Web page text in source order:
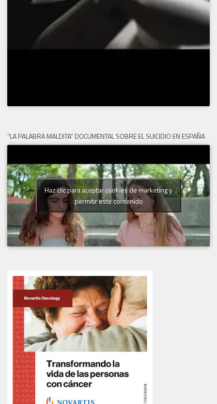
“LA PALABRA MALDITA” DOCUMENTAL SOBRE EL SUICIDIO EN ESPAÑA
Haz clic para aceptar cookies de marketing y
permitir este contenido